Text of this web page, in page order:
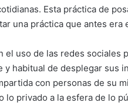
Esta práctica de
una práctica que antes era
el uso de las redes
habitual de desplegar sus
con personas de su
lo privado a la esfera de lo